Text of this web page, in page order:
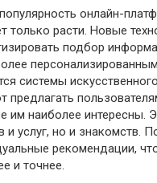
онлайн-
только расти. Новые
подбор
системы
предлагать
им наиболее интересны.
и услуг, но и знакомств.
рекомендации,
и точнее.